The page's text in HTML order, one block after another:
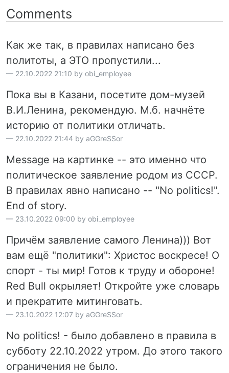
Comments
Как же так, в правилах написано без
политоты, а ЭТО пропустили...
22.10.2022 21:10 by obi_employee
Пока вы в Казани, посетите дом-музей
В.И.Ленина, рекомендую. М.б. начнёте
историю от политики отличать.
22.10.2022 21:44 by aGGreSSor
Message на картинке -- это именно что
политическое заявление родом из СССР.
В правилах явно написано -- "No politics!".
End of story.
23.10.2022 09:00 by obi_employee
Причём заявление самого Ленина))) Вот
вам ещё "политики": Христос воскресе! О
спорт - ты мир! Готов к труду и обороне!
Red Bull окрыляет! Откройте уже словарь
и прекратите митинговать.
23.10.2022 12:07 by aGGreSSor
No politics! - было добавлено в правила в
субботу 22.10.2022 утром. До этого такого
ограничения не было.